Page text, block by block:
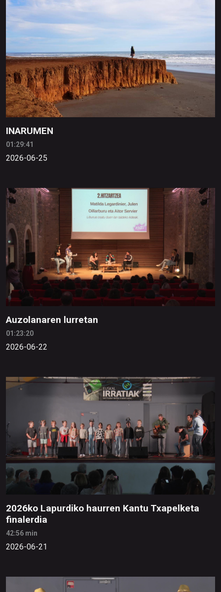
INARUMEN
01:29:41
2026-06-25
Auzolanaren lurretan
01:23:20
2026-06-22
2026ko Lapurdiko haurren Kantu Txapelketa
finalerdia
42:56 min
2026-06-21